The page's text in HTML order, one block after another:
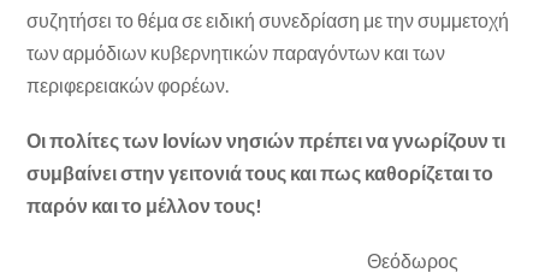
συζητήσει το θέμα σε ειδική συνεδρίαση με την συμμετοχή
των αρμόδιων κυβερνητικών παραγόντων και των
περιφερειακών φορέων.
Οι πολίτες των Ιονίων νησιών πρέπει να γνωρίζουν τι
συμβαίνει στην γειτονιά τους και πως καθορίζεται το
παρόν και το μέλλον τους!
Θεόδωρος